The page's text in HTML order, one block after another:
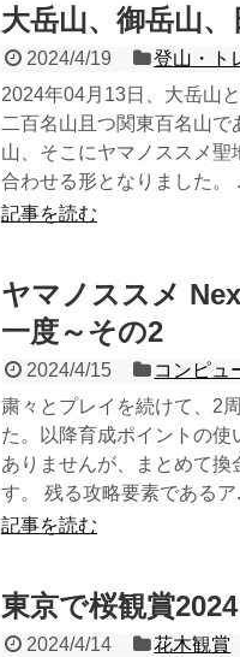
大岳山、御岳山
2024/4/19
登山・ト
2024年04月13日、大岳山
二百名山且つ関東百名山
山、そこにヤマノススメ
合わせる形となりました。
記事を読む
ヤマノススメ
一度～その2
2024/4/15
コンピュ
粛々とプレイを続けて、2
た。以降育成ポイントの
ありませんが、まとめて換
す。 残る攻略要素であるア
記事を読む
東京で桜観賞2024
2024/4/14
花木観賞